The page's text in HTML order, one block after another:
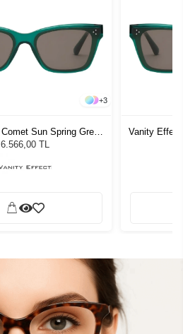
+3
Sun Spring Green
Güneş Gözlüğü
6.566,00 TL
Vanity